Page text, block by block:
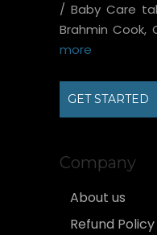
/ Baby Care
Brahmin Cook,
more
GET STARTED
Company
About us
Refund Policy